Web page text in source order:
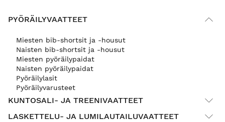
PYÖRÄILYVAATTEET
Miesten bib-shortsit ja -housut
Naisten bib-shortsit ja -housut
Miesten pyöräilypaidat
Naisten pyöräilypaidat
Pyöräilylasit
Pyöräilyvarusteet
KUNTOSALI- JA TREENIVAATTEET
LASKETTELU- JA LUMILAUTAILUVAATTEET